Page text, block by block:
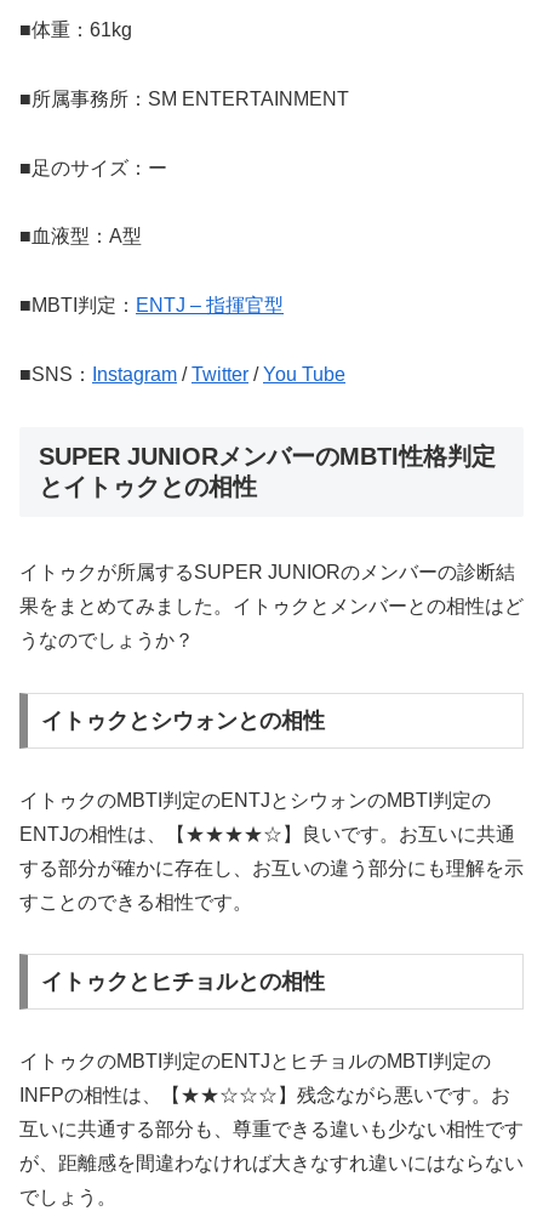
■体重：61kg
■所属事務所：SM ENTERTAINMENT
■足のサイズ：ー
■血液型：A型
■MBTI判定： ENTJ – 指揮官型
■SNS： Instagram /Twitter /You Tube
SUPER JUNIORメンバーのMBTI性格判定
とイトゥクとの相性
イトゥクが所属するSUPER JUNIORのメンバーの診断結
果をまとめてみました。イトゥクとメンバーとの相性はど
うなのでしょうか？
イトゥクとシウォンとの相性
イトゥクのMBTI判定のENTJとシウォンのMBTI判定の
ENTJの相性は、【★★★★☆】良いです。お互いに共通
する部分が確かに存在し、お互いの違う部分にも理解を示
すことのできる相性です。
イトゥクとヒチョルとの相性
イトゥクのMBTI判定のENTJとヒチョルのMBTI判定の
INFPの相性は、【★★☆☆☆】残念ながら悪いです。お
互いに共通する部分も、尊重できる違いも少ない相性です
が、距離感を間違わなければ大きなすれ違いにはならない
でしょう。